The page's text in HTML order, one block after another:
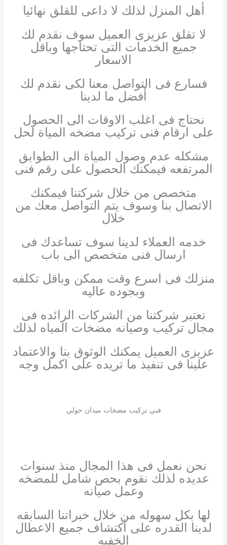
أهل المنزل لذلك لا داعى للقلق نهائيا
لا تقلق عزيزى العميل سوف نقدم لك
جميع الخدمات التى تحتاجها وباقل
الاسعار
فسارع فى التواصل معنا لكى نقدم لك
أفضل ما لدينا
نحتاج فى اغلب الاوقات الى الحصول
على ارقام فنى تركيب مضخه المياة لحل
مشكله عدم وصول المياة الى الطوابق
المرتفعه فيمكنك الحصول على رقم فنى
متخصص من خلال شركتنا فيمكنك
الاتصال بنا وسوف يتم التواصل معك من
خلال
خدمه العملاء لدينا سوف تساعدك فى
ارسال فنى متخصص الى باب
منزلك فى اسرع وقت ممكن وباقل تكلفه
وبجوده عاليه
تعتبر شركتنا من الشركات الرائده فى
مجال تركيب وصيانه مضخات المياه لذلك
عزيزى العميل يمكنك الوثوق بنا والاعتماد
علينا فى تنفيذ ما تريده على اكمل وجه
فني تركيب مضخات ميدان حولي
نحن نعمل فى هذا المجال منذ سنوات
عديده لذلك نقوم بحص شامل للمضخه
وعمل صيانه
لها بكل سهوله من خلال خبراتنا السابقه
لدينا القدره على أكتشاف جميع الاعطال
الخفيه